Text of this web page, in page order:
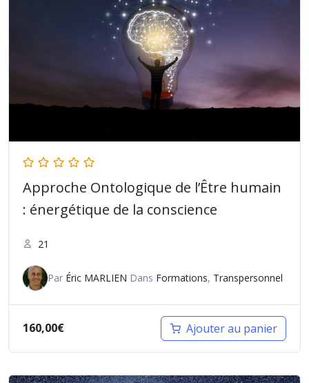
Approche Ontologique de l’Être humain
: énergétique de la conscience
21
Par Éric MARLIEN Dans Formations, Transpersonnel
160,00€ Ajouter au panier